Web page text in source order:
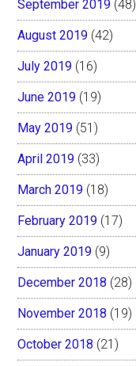
September 2019 (48)
August 2019 (42)
July 2019 (16)
June 2019 (19)
May 2019 (51)
April 2019 (33)
March 2019 (18)
February 2019 (17)
January 2019 (9)
December 2018 (28)
November 2018 (19)
October 2018 (21)